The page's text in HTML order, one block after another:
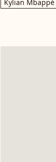
Kylian Mbappé